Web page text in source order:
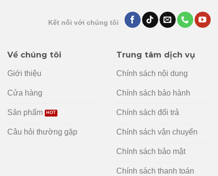
Kết nối với chúng tôi
Về chúng tôi
Giới thiệu
Cửa hàng
Sản phẩm
Câu hỏi thường gặp
Trung tâm dịch vụ
Chính sách nội dung
Chính sách bảo hành
Chính sách đổi trả
Chính sách vận chuyển
Chính sách bảo mật
Chính sách thanh toán